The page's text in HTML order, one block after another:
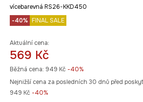
vícebarevná RS26-KKD450
-40% FINAL SALE
Aktuální cena:
569 Kč
Běžná cena: 949 Kč -40%
Nejnižší cena za posledních 30 dnů před
949 Kč -40%